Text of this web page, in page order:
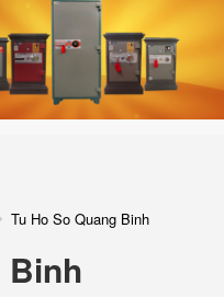
Tu Ho So Quang Binh
Binh